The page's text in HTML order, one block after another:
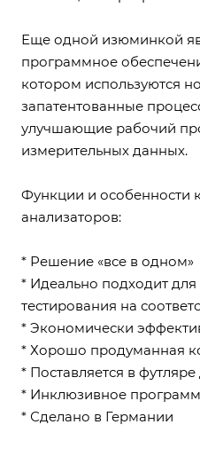
Еще одной изюминкой
программное
котором используются
запатентованные
улучшающие рабочий
измерительных данных.
Функции и особенности
анализаторов:
* Решение «все в одном»
* Идеально подходит
тестирования на
* Экономически
* Хорошо продуманная
* Поставляется в
* Инклюзивное
* Сделано в Германии